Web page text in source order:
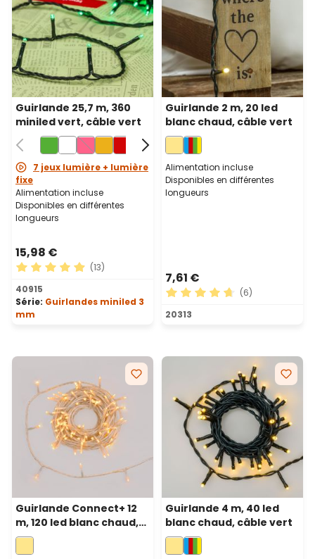
Guirlande 25,7 m, 360
miniled vert, câble vert
7 jeux lumière + lumière
fixe
Alimentation incluse
Disponibles en différentes
longueurs
15,98 €
Note moyenne de 4.92 sur 5 étoiles
(13)
40915
Série: Guirlandes miniled 3
mm
Guirlande 2 m, 20 led
blanc chaud, câble vert
Alimentation incluse
Disponibles en différentes
longueurs
7,61 €
Note moyenne de 4.83 sur
(6)
20313
Guirlande Connect+ 12
m, 120 led blanc chaud,
câble transparent,
prolongeable
Guirlande 4 m, 40 led
blanc chaud, câble vert